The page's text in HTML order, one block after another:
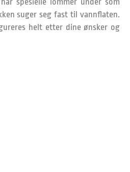
suger seg fast til vannflaten.
helt etter dine ønsker og